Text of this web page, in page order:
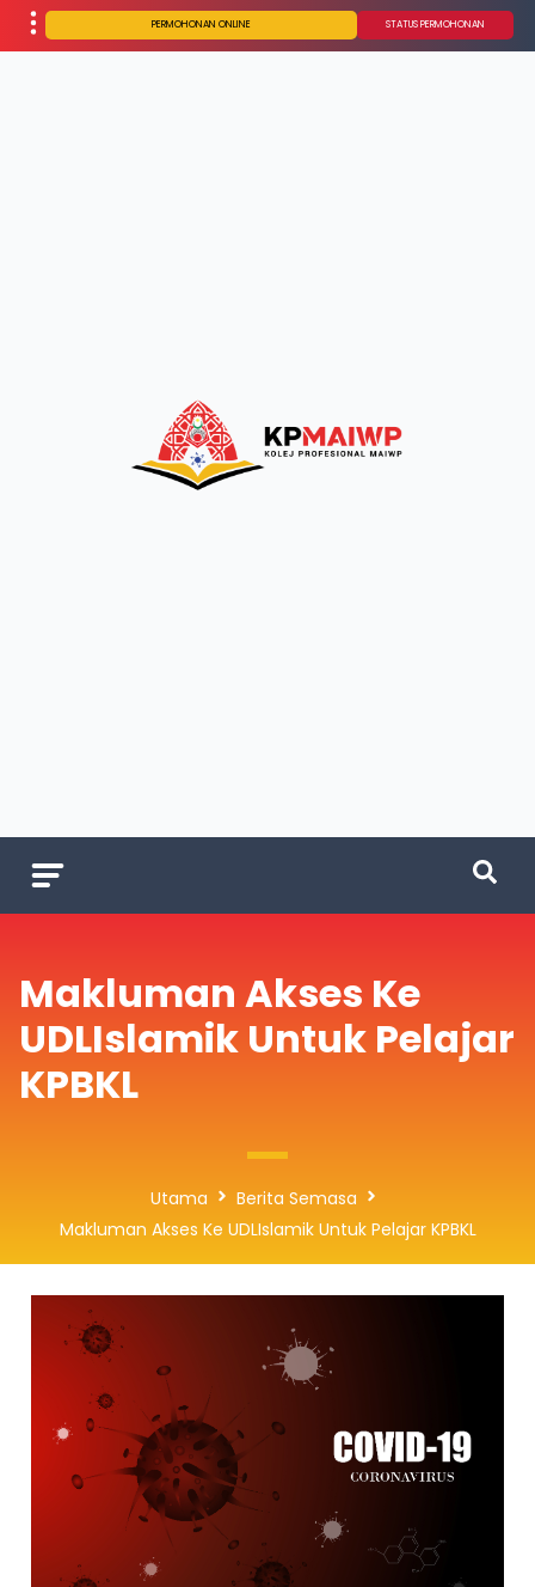
PERMOHONAN ONLINE STATUS PERMOHONAN
Makluman Akses Ke
UDLIslamik Untuk Pelajar
KPBKL
Utama
Berita Semasa
Makluman Akses Ke UDLIslamik Untuk Pelajar KPBKL